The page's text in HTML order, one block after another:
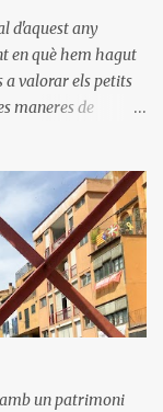
d'aquest any
en què hem hagut
a valorar els petits
maneres de
Desitgem
inoblidables. Bon
un patrimoni